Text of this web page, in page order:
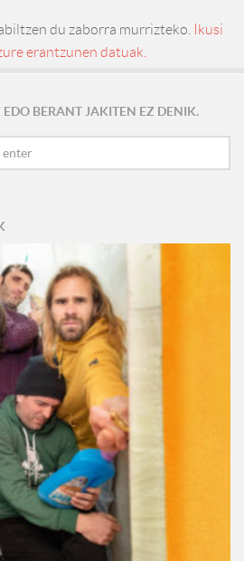
du zaborra murrizteko.
Ikusi
erantzunen datuak.
BERANT JAKITEN EZ DENIK.